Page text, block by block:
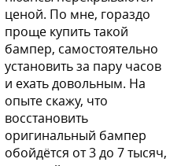
X42 - Amethyst Black
P26 - Orient Red
ценой. По мне, гораздо
проще купить такой
бампер, самостоятельно
установить за пару часов
и ехать довольным. На
опыте скажу, что
восстановить
оригинальный бампер
обойдётся от 3 до 7 тысяч,